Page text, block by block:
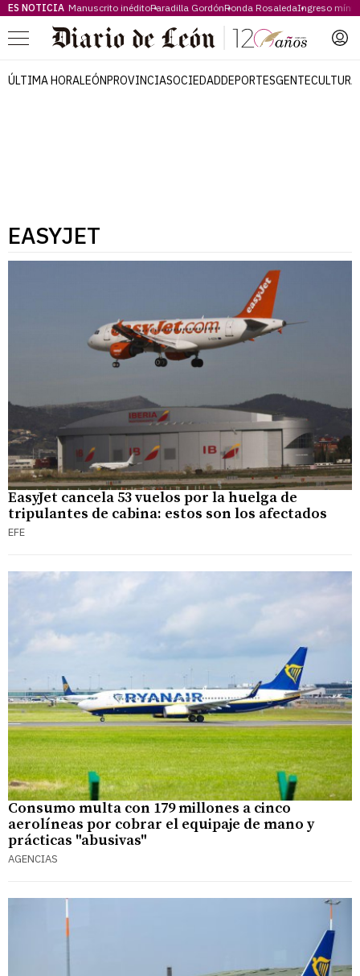
ES NOTICIA Manuscrito inéditoParadilla GordónRonda RosaledaIngreso
Menú
ÚLTIMA HORALEÓNPROVINCIASOCIEDADDEPORTESGENTECULTURA
EASYJET
EasyJet cancela 53 vuelos por la huelga de
tripulantes de cabina: estos son los afectados
EFE
Consumo multa con 179 millones a cinco
aerolíneas por cobrar el equipaje de mano y
prácticas "abusivas"
AGENCIAS